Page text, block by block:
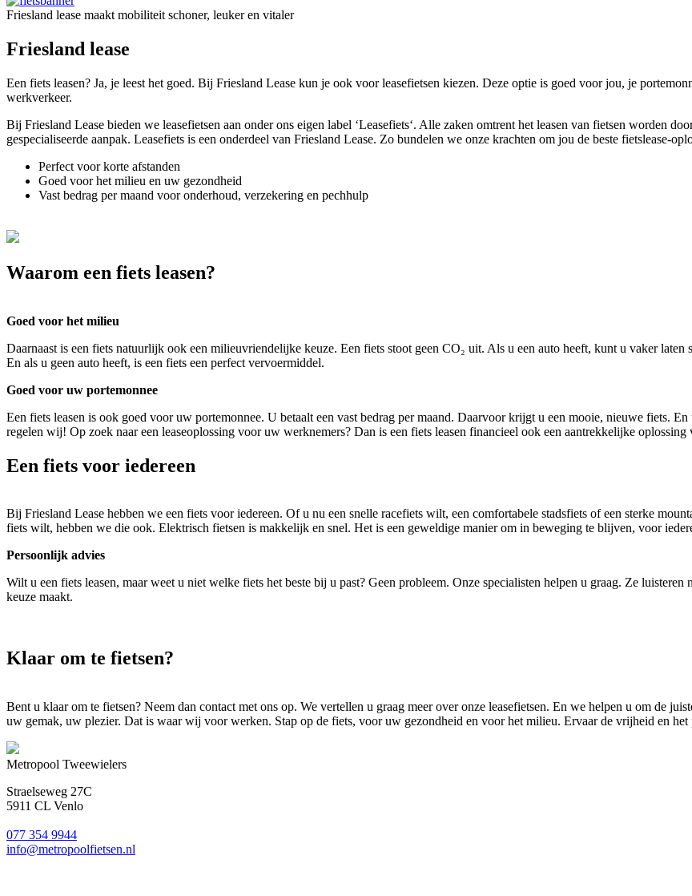
Friesland lease maakt mobiliteit schoner, leuker en vitaler
Friesland lease
Een fiets leasen? Ja, je leest het goed. Bij Friesland Lease kun je ook voor leasefietsen kiezen. Deze optie is goed voor jou, je
werkverkeer.
Bij Friesland Lease bieden we leasefietsen aan onder ons eigen label ‘Leasefiets‘. Alle zaken omtrent het leasen van fietsen worden
gespecialiseerde aanpak. Leasefiets is een onderdeel van Friesland Lease. Zo bundelen we onze krachten om jou de beste fietslease-
Perfect voor korte afstanden
Goed voor het milieu en uw gezondheid
Vast bedrag per maand voor onderhoud, verzekering en pechhulp
Waarom een fiets leasen?
Goed voor het milieu
Daarnaast is een fiets natuurlijk ook een milieuvriendelijke keuze. Een fiets stoot geen CO₂ uit. Als u een auto heeft, kunt u vaker
En als u geen auto heeft, is een fiets een perfect vervoermiddel.
Goed voor uw portemonnee
Een fiets leasen is ook goed voor uw portemonnee. U betaalt een vast bedrag per maand. Daarvoor krijgt u een mooie, nieuwe fiets.
regelen wij! Op zoek naar een leaseoplossing voor uw werknemers? Dan is een fiets leasen financieel ook een aantrekkelijke oplossing
Een fiets voor iedereen
Bij Friesland Lease hebben we een fiets voor iedereen. Of u nu een snelle racefiets wilt, een comfortabele stadsfiets of een sterke
fiets wilt, hebben we die ook. Elektrisch fietsen is makkelijk en snel. Het is een geweldige manier om in beweging te blijven, voor
Persoonlijk advies
Wilt u een fiets leasen, maar weet u niet welke fiets het beste bij u past? Geen probleem. Onze specialisten helpen u graag. Ze
keuze maakt.
Klaar om te fietsen?
Bent u klaar om te fietsen? Neem dan contact met ons op. We vertellen u graag meer over onze leasefietsen. En we helpen u om de
uw gemak, uw plezier. Dat is waar wij voor werken. Stap op de fiets, voor uw gezondheid en voor het milieu. Ervaar de vrijheid en het
Metropool Tweewielers
Straelseweg 27C
5911 CL Venlo
077 354 9944
info@metropoolfietsen.nl